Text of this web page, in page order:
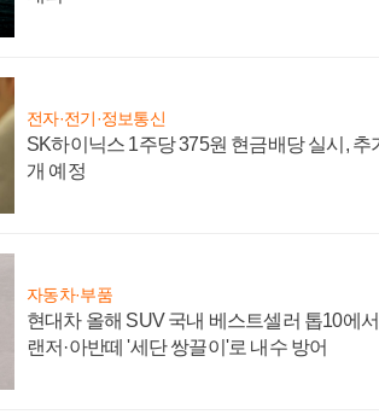
전자·전기·정보통신
SK하이닉스 1주당 375원 현금배당 실시, 추
개 예정
자동차·부품
현대차 올해 SUV 국내 베스트셀러 톱10에
랜저·아반떼 '세단 쌍끌이'로 내수 방어